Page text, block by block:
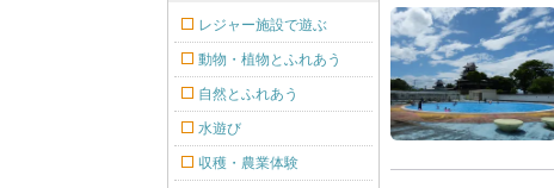
レジャー施設で遊ぶ
動物・植物とふれあう
自然とふれあう
水遊び
収穫・農業体験